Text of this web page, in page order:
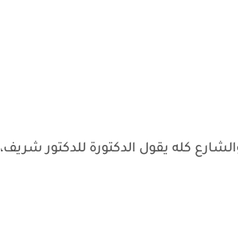
كله يقول الدكتورة للدكتور شريف،